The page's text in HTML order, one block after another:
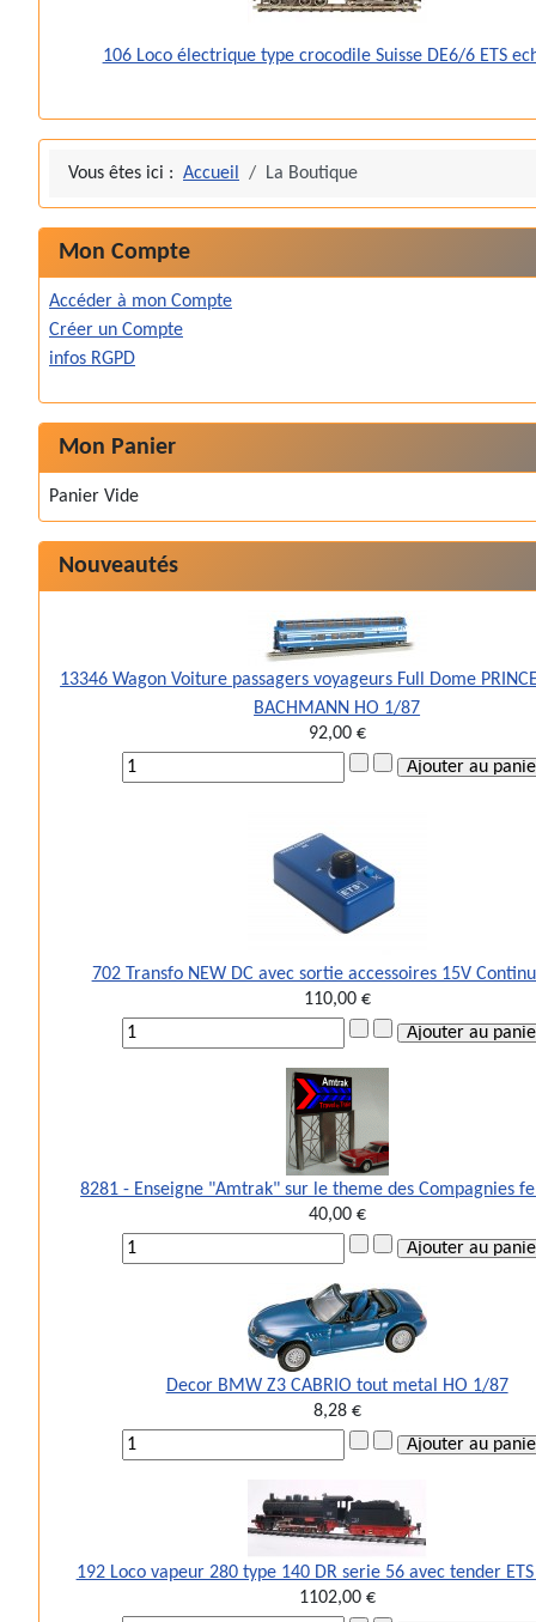
106 Loco électrique type crocodile Suisse DE6/6 ETS
Vous êtes ici : Accueil La Boutique
Mon Compte
Accéder à mon Compte
Créer un Compte
infos RGPD
Mon Panier
Panier Vide
Nouveautés
13346 Wagon Voiture passagers voyageurs Full Dome
BACHMANN HO 1/87
92,00 €
702 Transfo NEW DC avec sortie accessoires 15V Continu
110,00 €
8281 - Enseigne "Amtrak" sur le theme des Compagnies
40,00 €
Decor BMW Z3 CABRIO tout metal HO 1/87
8,28 €
192 Loco vapeur 280 type 140 DR serie 56 avec tender
1102,00 €